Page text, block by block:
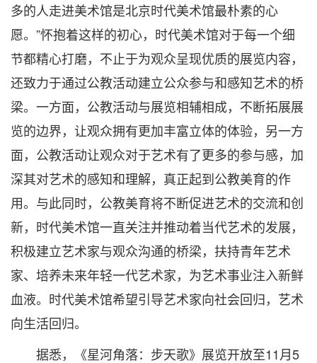
多的人走进美术馆是北京时代美术馆最朴素的心
愿。”怀抱着这样的初心，时代美术馆对于每一个细
节都精心打磨，不止于为观众呈现优质的展览内容，
还致力于通过公教活动建立公众参与和感知艺术的桥
梁。一方面，公教活动与展览相辅相成，不断拓展展
览的边界，让观众拥有更加丰富立体的体验，另一方
面，公教活动让观众对于艺术有了更多的参与感，加
深其对艺术的感知和理解，真正起到公教美育的作
用。与此同时，公教美育将不断促进艺术的交流和创
新，时代美术馆一直关注并推动着当代艺术的发展，
积极建立艺术家与观众沟通的桥梁，扶持青年艺术
家、培养未来年轻一代艺术家，为艺术事业注入新鲜
血液。时代美术馆希望引导艺术家向社会回归，艺术
向生活回归。
据悉，《星河角落：步天歌》展览开放至11月5